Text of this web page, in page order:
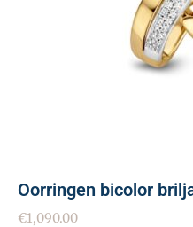
Oorringen bicolor
€1,090.00